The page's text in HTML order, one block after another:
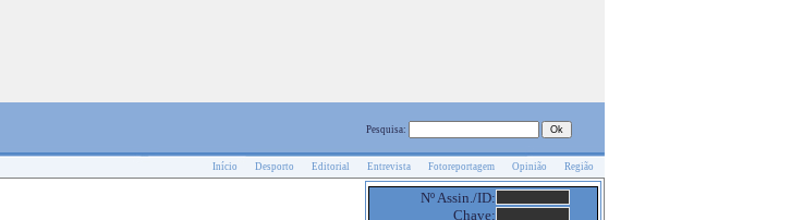
Pesquisa:
Início Desporto Editorial Entrevista Fotoreportagem Opinião Região
Nº Assin./ID:
Chave: